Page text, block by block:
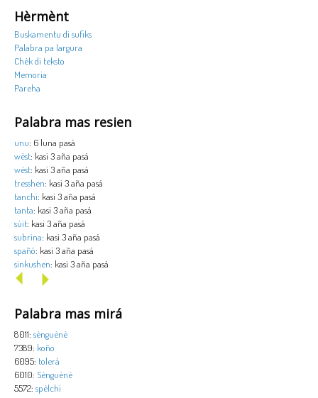
Hèrmènt
Buskamentu di sufiks
Palabra pa largura
Chèk di teksto
Memoria
Pareha
Palabra mas resien
unu: 6 luna pasá
wèst: kasi 3 aña pasá
wèst: kasi 3 aña pasá
tresshen: kasi 3 aña pasá
tanchi: kasi 3 aña pasá
tanta: kasi 3 aña pasá
sùit: kasi 3 aña pasá
subrina: kasi 3 aña pasá
spañó: kasi 3 aña pasá
sinkushen: kasi 3 aña pasá
Palabra mas mirá
8011: sènguènè
7389: koño
6095: tolerá
6010: Sènguènè
5572: spèlchi